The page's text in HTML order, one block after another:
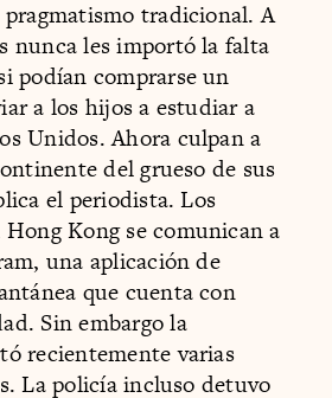
tradicional. A
nunca les importó la falta
podían comprarse un
a los hijos a estudiar a
Unidos. Ahora culpan a
del grueso de sus
el periodista. Los
Kong se comunican a
una aplicación de
que cuenta con
Sin embargo la
recientemente varias
La policía incluso detuvo